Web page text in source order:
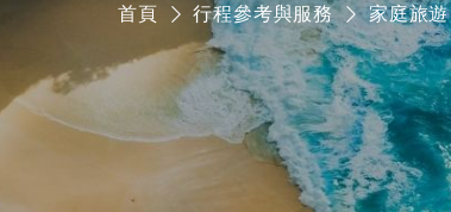
首頁 行程參考與服務 家庭旅遊